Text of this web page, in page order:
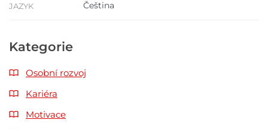
JAZYK Čeština
Kategorie
Osobní rozvoj
Kariéra
Motivace